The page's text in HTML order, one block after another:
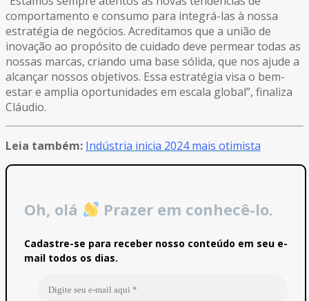
comportamento e consumo para integrá-las à nossa
estratégia de negócios. Acreditamos que a união de
inovação ao propósito de cuidado deve permear todas as
nossas marcas, criando uma base sólida, que nos ajude a
alcançar nossos objetivos. Essa estratégia visa o bem-
estar e amplia oportunidades em escala global”, finaliza
Cláudio.
Leia também: Indústria inicia 2024 mais otimista
Oh, olá Prazer em conhecê-lo.
Cadastre-se para receber nosso conteúdo em seu e-
mail todos os dias.